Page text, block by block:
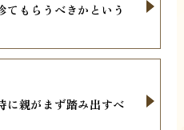
もらうべきかという
に親がまず踏み出すべ